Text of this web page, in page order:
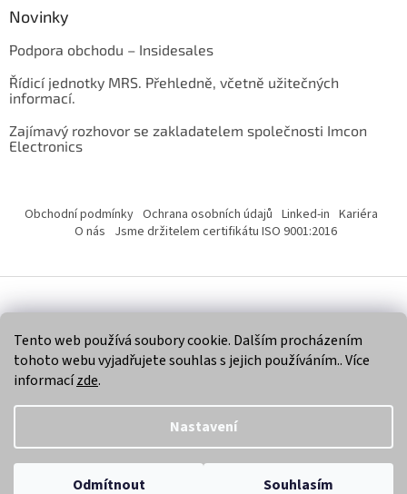
Tento web používá soubory cookie. Dalším procházením
tohoto webu vyjadřujete souhlas s jejich používáním.. Více
informacízde.
Nastavení
Odmítnout Souhlasím
Novinky
Podpora obchodu – Insidesales
Řídicí jednotky MRS. Přehledně, včetně užitečných
informací.
Zajímavý rozhovor se zakladatelem společnosti Imcon
Electronics
Obchodní podmínky Ochrana osobních údajů Linked-in Kariéra
O nás Jsme držitelem certifikátu ISO 9001:2016
Copyright 2026